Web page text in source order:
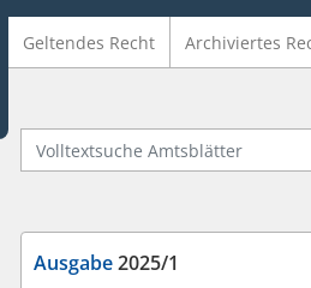
Kirchenrecht
Geltendes Recht Archiviertes
Volltextsuche Amtsblätter
Ausgabe2025/1